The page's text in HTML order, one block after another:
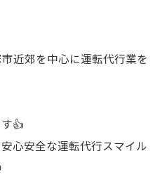
近郊を中心に運転代行業を
👍
心安全な運転代行スマイル